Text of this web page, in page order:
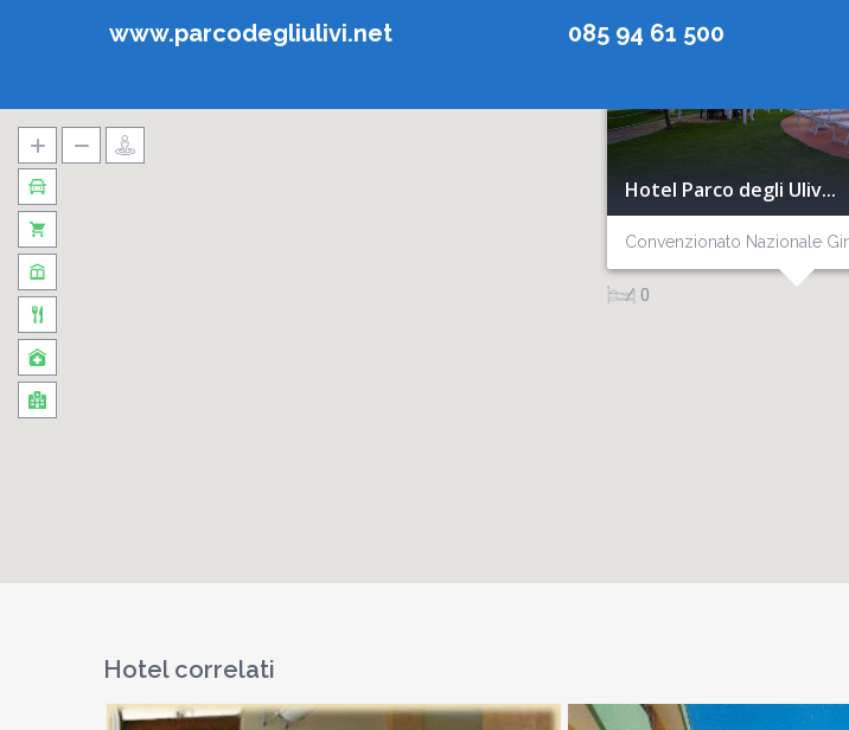
www.parcodegliulivi.net 085 94 61 500
Hotel Parco degli Uliv...
Convenzionato Nazionale
/ 0
Hotel correlati